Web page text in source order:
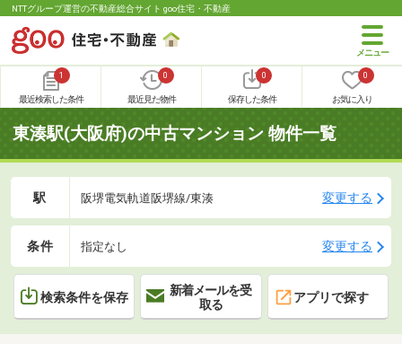
NTTグループ運営の不動産総合サイト goo住宅・不動産
1
最近検索した条件
0
最近見た物件
0
保存した条件
0
お気に入り
東湊駅(大阪府)の中古マンション 物件一覧
駅 阪堺電気軌道阪堺線/東湊 変更する
条件 指定なし 変更する
検索条件を保存
新着メールを受
取る
アプリで探す